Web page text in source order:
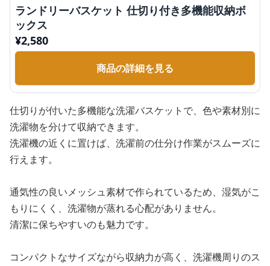
ランドリーバスケット 仕切り付き多機能収納ボ
ックス
¥2,580
商品の詳細を見る
仕切りが付いた多機能な洗濯バスケットで、色や素材別に
洗濯物を分けて収納できます。
洗濯機の近くに置けば、洗濯前の仕分け作業がスムーズに
行えます。
通気性の良いメッシュ素材で作られているため、湿気がこ
もりにくく、洗濯物が蒸れる心配がありません。
清潔に保ちやすいのも魅力です。
コンパクトなサイズながら収納力が高く、洗濯機周りのス